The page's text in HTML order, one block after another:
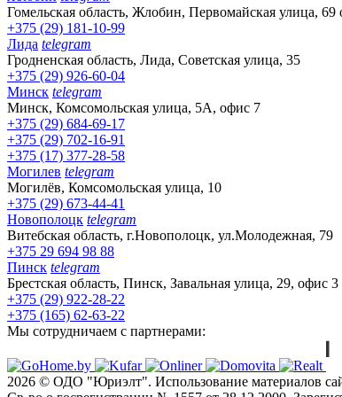
Гомельская область, Жлобин, Первомайская улица, 69
+375 (29) 181-10-99
Лида telegram
Гродненская область, Лида, Советская улица, 35
+375 (29) 926-60-04
Минск telegram
Минск, Комсомольская улица, 5А, офис 7
+375 (29) 684-69-17
+375 (29) 702-16-91
+375 (17) 377-28-58
Могилев telegram
Могилёв, Комсомольская улица, 10
+375 (29) 673-44-41
Новополоцк telegram
Витебская область, г.Новополоцк, ул.Молодежная, 79
+375 29 694 98 88
Пинск telegram
Брестская область, Пинск, Завальная улица, 29, офис 3
+375 (29) 922-28-22
+375 (165) 62-63-22
Мы сотрудничаем с партнерами:
2026 © ОДО "Юриэлт". Использование материалов